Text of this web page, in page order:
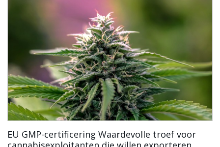
EU GMP-certificering Waardevolle troef voor